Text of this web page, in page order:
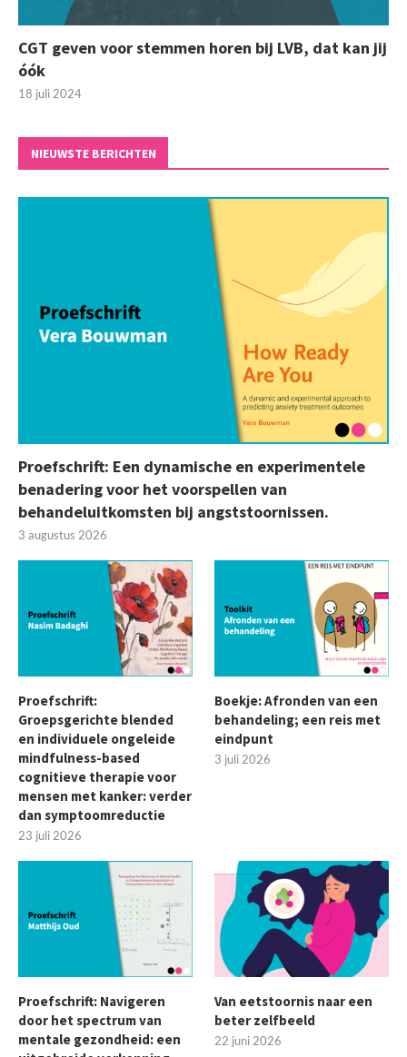
CGT geven voor stemmen horen bij LVB, dat kan jij
óók
18 juli 2024
NIEUWSTE BERICHTEN
Proefschrift: Een dynamische en experimentele
benadering voor het voorspellen van
behandeluitkomsten bij angststoornissen.
3 augustus 2026
Proefschrift:
Groepsgerichte blended
en individuele ongeleide
mindfulness-based
cognitieve therapie voor
mensen met kanker: verder
dan symptoomreductie
23 juli 2026
Boekje: Afronden van een
behandeling; een reis met
eindpunt
3 juli 2026
Proefschrift: Navigeren
door het spectrum van
mentale gezondheid: een
Van eetstoornis naar een
beter zelfbeeld
22 juni 2026